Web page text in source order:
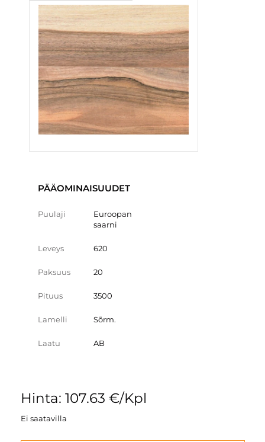
PÄÄOMINAISUUDET
Puulaji
Euroopan
saarni
Leveys 620
Paksuus 20
Pituus 3500
Lamelli Sõrm.
Laatu AB
Hinta: 107.63 €/Kpl
Ei saatavilla